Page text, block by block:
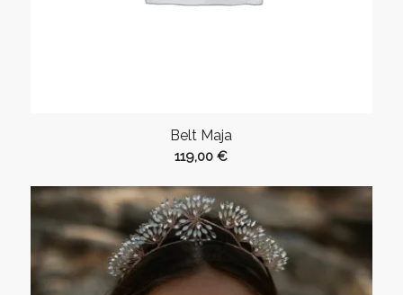
Belt Maja
119,00€